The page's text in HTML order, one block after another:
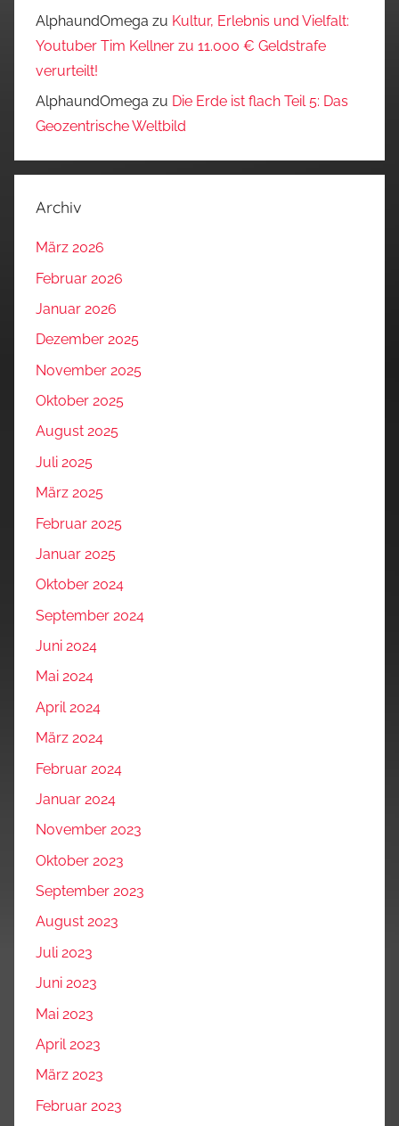
AlphaundOmega zu Kultur, Erlebnis und Vielfalt:
Youtuber Tim Kellner zu 11.000 € Geldstrafe
verurteilt!
AlphaundOmega zu Die Erde ist flach Teil 5: Das
Geozentrische Weltbild
Archiv
März 2026
Februar 2026
Januar 2026
Dezember 2025
November 2025
Oktober 2025
August 2025
Juli 2025
März 2025
Februar 2025
Januar 2025
Oktober 2024
September 2024
Juni 2024
Mai 2024
April 2024
März 2024
Februar 2024
Januar 2024
November 2023
Oktober 2023
September 2023
August 2023
Juli 2023
Juni 2023
Mai 2023
April 2023
März 2023
Februar 2023